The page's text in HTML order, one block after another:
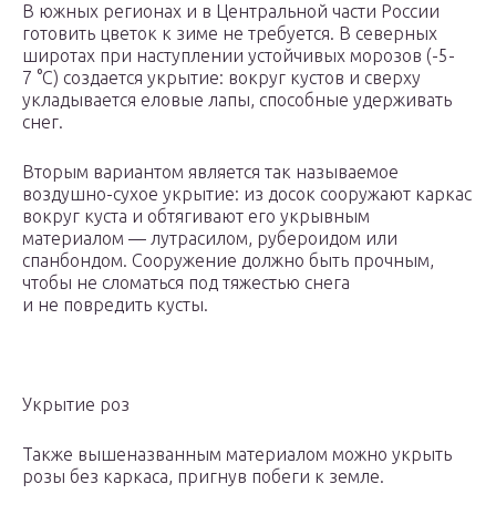
В южных регионах и в Центральной части России
готовить цветок к зиме не требуется. В северных
широтах при наступлении устойчивых морозов (-5-
7 °С) создается укрытие: вокруг кустов и сверху
укладывается еловые лапы, способные удерживать
снег.
Вторым вариантом является так называемое
воздушно-сухое укрытие: из досок сооружают каркас
вокруг куста и обтягивают его укрывным
материалом — лутрасилом, рубероидом или
спанбондом. Сооружение должно быть прочным,
чтобы не сломаться под тяжестью снега
и не повредить кусты.
Укрытие роз
Также вышеназванным материалом можно укрыть
розы без каркаса, пригнув побеги к земле.